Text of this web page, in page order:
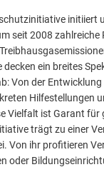
initiiert
seit 2008 zahlreiche
ein breites
Von der
Hilfestellungen
Vielfalt ist Garant für
trägt zu einer
Von ihr profitieren
oder